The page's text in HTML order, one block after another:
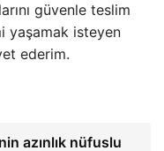
güvenle teslim
yaşamak isteyen
ederim.
azınlık nüfuslu